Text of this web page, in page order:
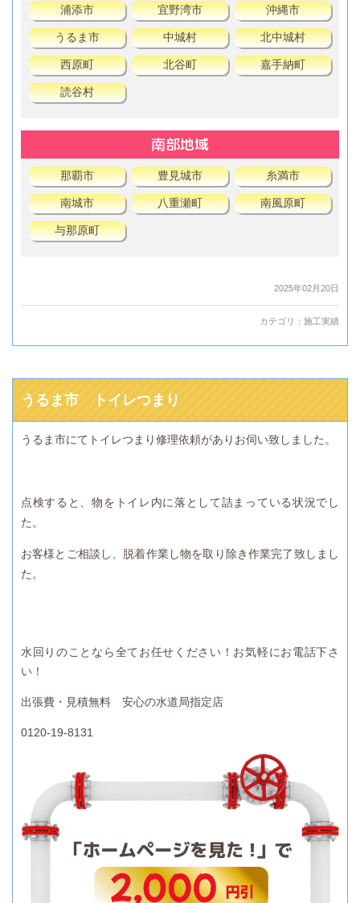
浦添市 宜野湾市 沖縄市
うるま市 中城村 北中城村
西原町 北谷町 嘉手納町
読谷村
南部地域
那覇市 豊見城市 糸満市
南城市 八重瀬町 南風原町
与那原町
2025年02月20日
カテゴリ： 施工実績
うるま市 トイレつまり
うるま市にてトイレつまり修理依頼がありお伺い致しました。
点検すると、物をトイレ内に落として詰まっている状況でし
た。
お客様とご相談し、脱着作業し物を取り除き作業完了致しまし
た。
水回りのことなら全てお任せください！お気軽にお電話下さ
い！
出張費・見積無料 安心の水道局指定店
0120-19-8131